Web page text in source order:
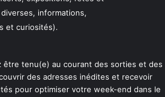
informations,
et curiosités).
être tenu(e) au courant des sorties et des
des adresses inédites et recevoir
pour optimiser votre week-end dans le